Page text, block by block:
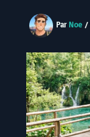
Par Noe /